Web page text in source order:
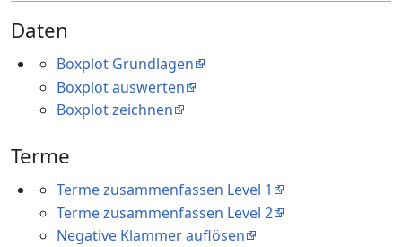
Daten
Boxplot Grundlagen
Boxplot auswerten
Boxplot zeichnen
Terme
Terme zusammenfassen Level 1
Terme zusammenfassen Level 2
Negative Klammer auflösen